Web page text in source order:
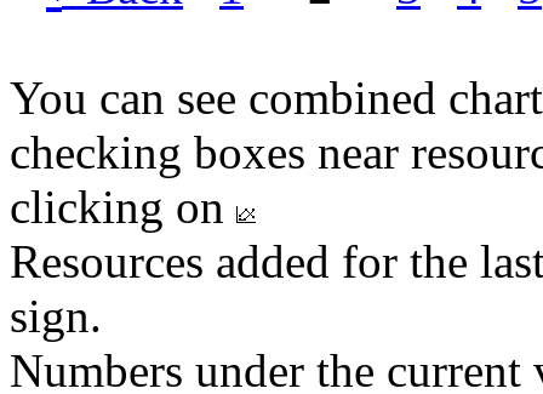
You can see combined
checking boxes near
clicking on
Resources added for the
sign.
Numbers under the